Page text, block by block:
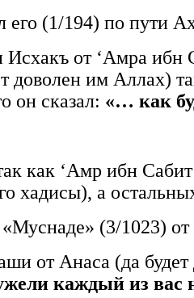
его (1/194) по пути
от ‘Амра
доволен им Аллах)
он сказал: «… как
как ‘Амр ибн
хадисы), а
(3/1023)
от Анаса (да
каждый из вас